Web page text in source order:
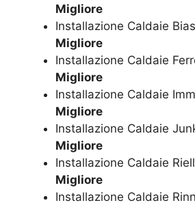
Migliore
Installazione Caldaie
Migliore
Installazione Caldaie
Migliore
Installazione Caldaie
Migliore
Installazione Caldaie
Migliore
Installazione Caldaie
Migliore
Installazione Caldaie